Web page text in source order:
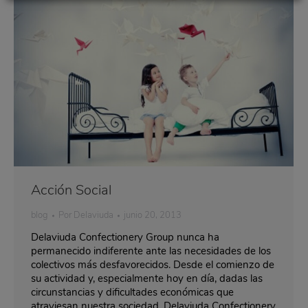
Acción Social
blog Por Delaviuda junio 20, 2013
Delaviuda Confectionery Group nunca ha
permanecido indiferente ante las necesidades de los
colectivos más desfavorecidos. Desde el comienzo de
su actividad y, especialmente hoy en día, dadas las
circunstancias y dificultades económicas que